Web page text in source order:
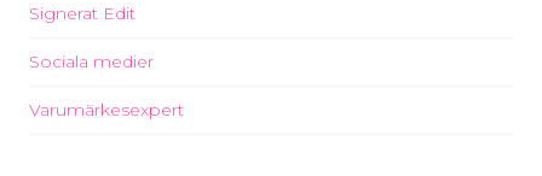
Signerat Edit
Sociala medier
Varumärkesexpert